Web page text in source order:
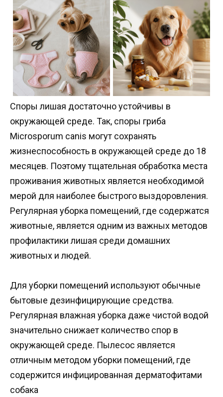
Споры лишая достаточно устойчивы в
окружающей среде. Так, споры гриба
Microsporum canis могут сохранять
жизнеспособность в окружающей среде до 18
месяцев. Поэтому тщательная обработка места
проживания животных является необходимой
мерой для наиболее быстрого выздоровления.
Регулярная уборка помещений, где содержатся
животные, является одним из важных методов
профилактики лишая среди домашних
животных и людей.
Для уборки помещений используют обычные
бытовые дезинфицирующие средства.
Регулярная влажная уборка даже чистой водой
значительно снижает количество спор в
окружающей среде. Пылесос является
отличным методом уборки помещений, где
содержится инфицированная дерматофитами
собака